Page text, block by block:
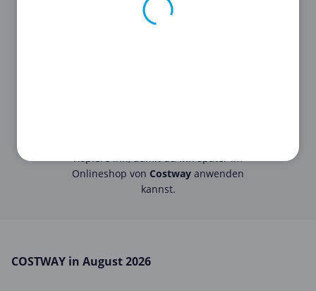
STEP 2
Kopiere ihn, damit du ihn später im
Onlineshop von Costway anwenden
kannst.
COSTWAY in August 2026